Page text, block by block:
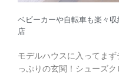
ベビーカーや自転車も楽々
店
モデルハウスに入ってま
っぷりの玄関！シューズ